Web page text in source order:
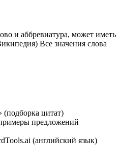
и аббревиатура, может иметь
Все значения слова
(подборка цитат)
предложений
(английский язык)